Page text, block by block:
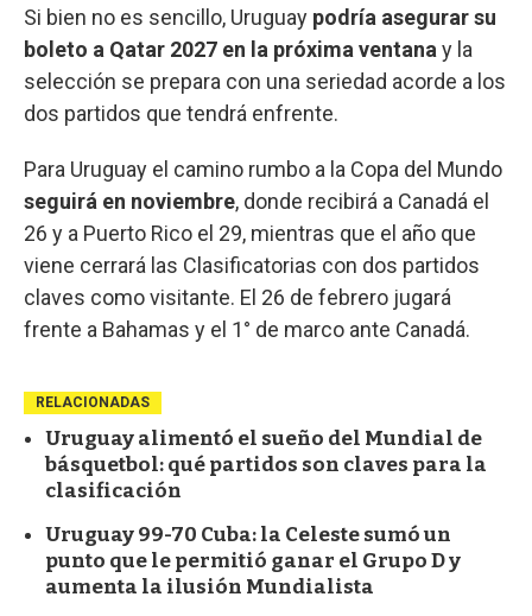
Si bien no es sencillo, Uruguay podría asegurar su
boleto a Qatar 2027 en la próxima ventana y la
selección se prepara con una seriedad acorde a los
dos partidos que tendrá enfrente.
Para Uruguay el camino rumbo a la Copa del Mundo
seguirá en noviembre, donde recibirá a Canadá el
26 y a Puerto Rico el 29, mientras que el año que
viene cerrará las Clasificatorias con dos partidos
claves como visitante. El 26 de febrero jugará
frente a Bahamas y el 1° de marco ante Canadá.
RELACIONADAS
Uruguay alimentó el sueño del Mundial de
básquetbol: qué partidos son claves para la
clasificación
Uruguay 99-70 Cuba: la Celeste sumó un
punto que le permitió ganar el Grupo D y
aumenta la ilusión Mundialista